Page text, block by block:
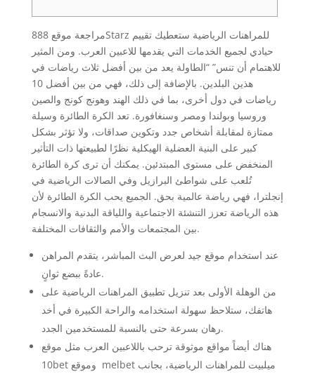
مراجعة موقع 888Starz للمراهنات الرياضية ستعطيك تقييم
حيادي لجميع الخدمات التي يقدمها للاعبين العرب. ومن المثير
للاهتمام أن تنس” “الطاولة يعد من بين أفضل ثلاث رياضات في
هذين البلدين. بالإضافة إلى ذلك، فهي من بين أفضل 10
رياضات في دول أخرى، بما في ذلك الهند وهونج كونج والصين
وروسيا وبولندا ومصر وسنغافورة. تعد الكرة الطائرة وسيلة
ممتازة لمقابلة أشخاص جدد وتكوين صداقات، ولا تؤثر بشكل
كبير على البنية العضلية الهيكلية نظرًا لطبيعتها ذات التأثير
المنخفض على مستوى المبتدئين. يمكنك أن ترى كرة الطائرة
تُلعب على شواطئ البرازيل وفي الصالات الرياضية في
إنجلترا، فهي رياضة عالمية بحق. الجميع يحب الكرة الطائرة لأن
هذه الرياضة تعزز التنشئة الاجتماعية واللياقة البدنية والانسجام
بين المجتمعات والأمم والثقافات المختلفة.
عند استخدام موقع جيد لعرض البث المباشر، يتقدم المراهن
عادةً ببضع ثوانٍ.
من الوهلة الأولى بعد تنزيل تطبيق المراهنات الرياضية على
هاتفك، ستلاحظ سهولة استخدامه والراحة الكبيرة في أخد
رهان بسرعة حتى بالنسبة للمستخدمين الجدد.
هناك أيضاً مواقع موثوقة ترحب باللاعبين العرب مثل موقع
10bet وموقع melbet ميلبيت للمراهنات الرياضية، بجانب